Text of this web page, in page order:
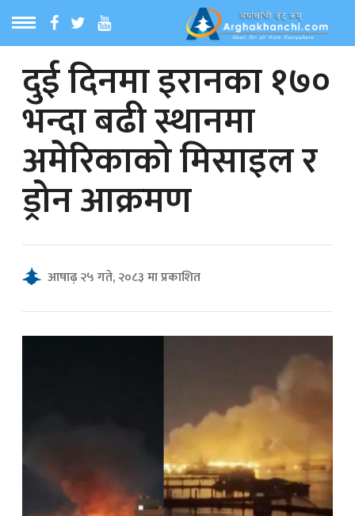
MENU
समाचार
दुई दिनमा इरानका १७०
भन्दा बढी स्थानमा
अमेरिकाको मिसाइल र
ड्रोन आक्रमण
आषाढ़ २५ गते, २०८३ मा प्रकाशित